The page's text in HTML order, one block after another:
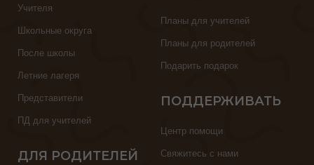
Учителя
Школьные округа
После школы
Летние лагеря
Представители
ПД для учителей
ДЛЯ РОДИТЕЛЕЙ
Планы для учителей
Планы для родителей
Подарить подарок
ПОДДЕРЖИВАТЬ
Центр помощи
Свяжитесь с нами